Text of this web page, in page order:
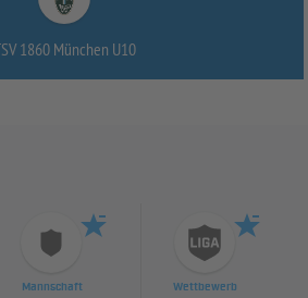
1860 München U10
Mannschaft Wettbewerb